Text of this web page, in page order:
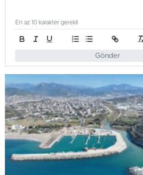
Gönder
En az 10 karakter gerekli